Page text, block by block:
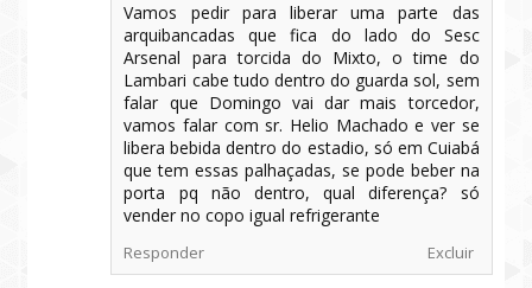
Vamos pedir para liberar uma parte das
arquibancadas que fica do lado do Sesc
Arsenal para torcida do Mixto, o time do
Lambari cabe tudo dentro do guarda sol, sem
falar que Domingo vai dar mais torcedor,
vamos falar com sr. Helio Machado e ver se
libera bebida dentro do estadio, só em Cuiabá
que tem essas palhaçadas, se pode beber na
porta pq não dentro, qual diferença? só
vender no copo igual refrigerante
Responder Excluir